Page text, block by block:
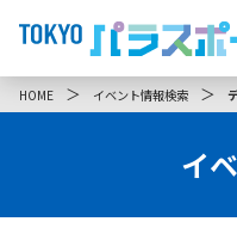
HOME ＞ イベント情報検索 ＞
イ